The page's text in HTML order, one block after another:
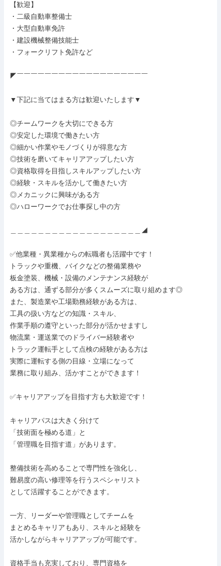
【歓迎】
・二級自動車整備士
・大型自動車免許
・建設機械整備技能士
・フォークリフト免許など
◤￣￣￣￣￣￣￣￣￣￣￣￣￣￣￣￣￣￣￣
▼下記に当てはまる方は歓迎いたします▼
◎チームワークを大切にできる方
◎安定した環境で働きたい方
◎細かい作業やモノづくりが得意な方
◎技術を磨いてキャリアアップしたい方
◎資格取得を目指しスキルアップしたい方
◎経験・スキルを活かして働きたい方
◎メカニックに興味がある方
◎ハローワークでお仕事探し中の方
＿＿＿＿＿＿＿＿＿＿＿＿＿＿＿＿＿＿＿◢
✅他業種・異業種からの転職者も活躍中です！
トラックや重機、バイクなどの整備業務や
板金塗装、機械・設備のメンテナンス経験が
ある方は、通ずる部分が多くスムーズに取り組めます◎
また、製造業や工場勤務経験がある方は、
工具の扱い方などの知識・スキル、
作業手順の遵守といった部分が活かせますし
物流業・運送業でのドライバー経験者や
トラック運転手として点検の経験がある方は
実際に運転する側の目線・立場になって
業務に取り組み、活かすことができます！
✅キャリアアップを目指す方も大歓迎です！
キャリアパスは大きく分けて
「技術面を極める道」と
「管理職を目指す道」があります。
整備技術を高めることで専門性を強化し、
難易度の高い修理等を行うスペシャリスト
として活躍することができます。
一方、リーダーや管理職としてチームを
まとめるキャリアもあり、スキルと経験を
活かしながらキャリアアップが可能です。
資格手当も充実しており、専門資格を